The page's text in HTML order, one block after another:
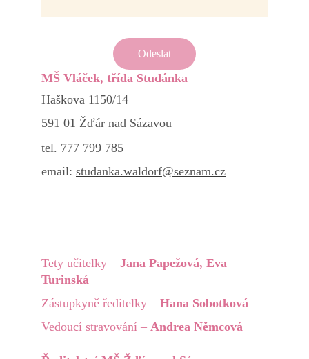
Odeslat
MŠ Vláček, třída Studánka
Haškova 1150/14
591 01 Žďár nad Sázavou
tel. 777 799 785
email: studanka.waldorf@seznam.cz
Tety učitelky – Jana Papežová, Eva
Turinská
Zástupkyně ředitelky – Hana Sobotková
Vedoucí stravování – Andrea Němcová